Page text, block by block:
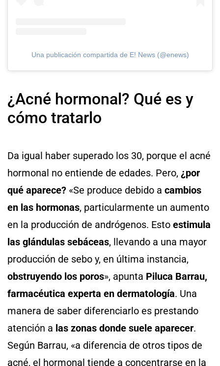
Una publicación compartida de E! News (@enews)
¿Acné hormonal? Qué es y
cómo tratarlo
Da igual haber superado los 30, porque el acné
hormonal no entiende de edades. Pero, ¿por
qué aparece? «Se produce debido a cambios
en las hormonas, particularmente un aumento
en la producción de andrógenos. Esto estimula
las glándulas sebáceas, llevando a una mayor
producción de sebo y, en última instancia,
obstruyendo los poros», apunta Piluca Barrau,
farmacéutica experta en dermatología. Una
manera de saber diferenciarlo es prestando
atención a las zonas donde suele aparecer.
Según Barrau, «a diferencia de otros tipos de
acné, el hormonal tiende a concentrarse en la